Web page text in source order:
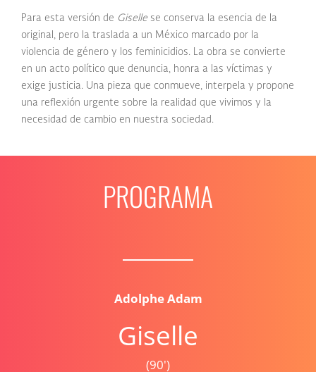
Para esta versión de Giselle se conserva la esencia de la
original, pero la traslada a un México marcado por la
violencia de género y los feminicidios. La obra se convierte
en un acto político que denuncia, honra a las víctimas y
exige justicia. Una pieza que conmueve, interpela y propone
una reflexión urgente sobre la realidad que vivimos y la
necesidad de cambio en nuestra sociedad.
PROGRAMA
Adolphe Adam
Giselle
(90')